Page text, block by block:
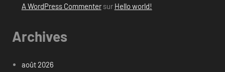
A WordPress Commentersur Hello world!
Archives
août 2026